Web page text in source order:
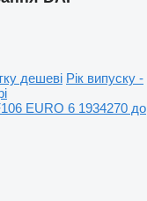
дешеві Рік випуску -